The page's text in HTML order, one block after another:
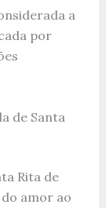
a
por
de Santa
Rita de
amor ao